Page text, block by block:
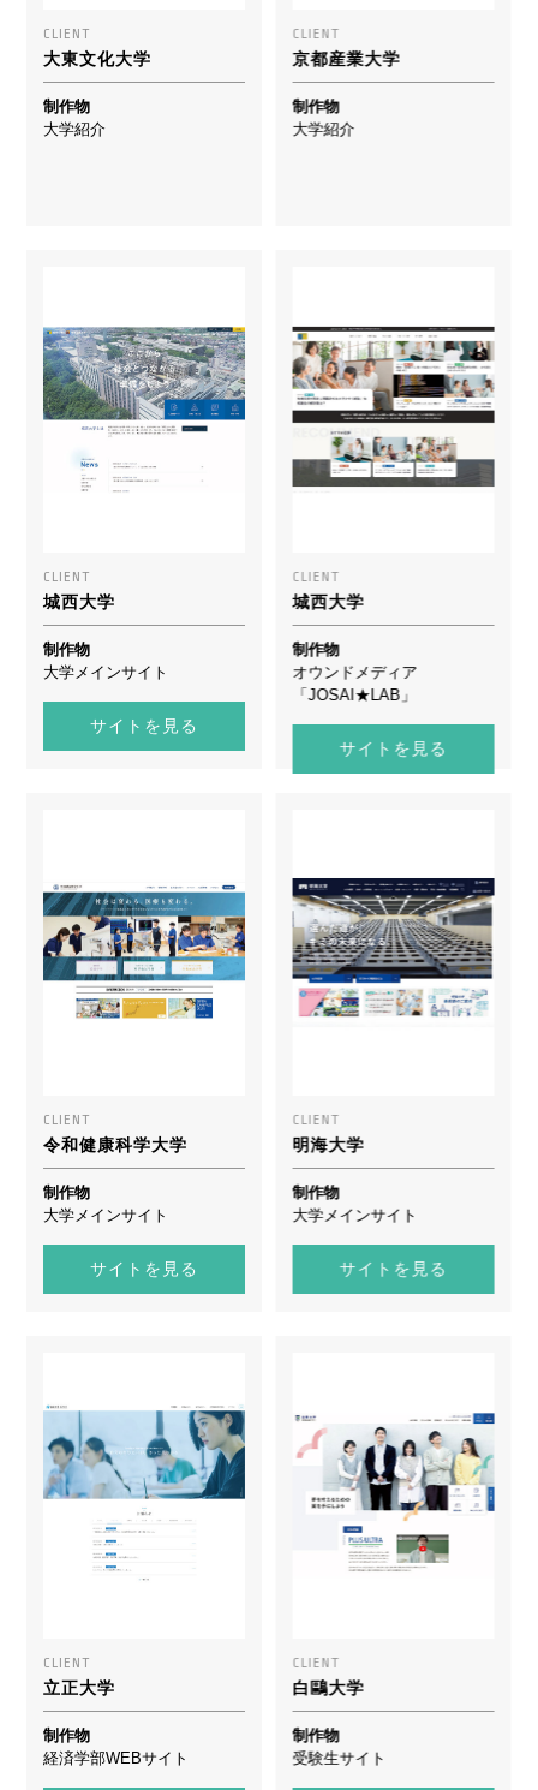
CLIENT
大東文化大学
制作物
大学紹介
CLIENT
京都産業大学
制作物
大学紹介
CLIENT
城西大学
制作物
大学メインサイト
サイトを見る
CLIENT
城西大学
制作物
オウンドメディア
「JOSAI★LAB」
サイトを見る
CLIENT
令和健康科学大学
制作物
大学メインサイト
サイトを見る
CLIENT
明海大学
制作物
大学メインサイト
サイトを見る
CLIENT
立正大学
制作物
経済学部WEBサイト
CLIENT
白鷗大学
制作物
受験生サイト